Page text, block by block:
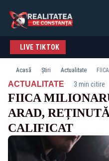
LIVE TIKTOK
Acasă Știri Actualitate
ACTUALITATE· 3 min citire
FIICA
ARAD,
CALIFICAT